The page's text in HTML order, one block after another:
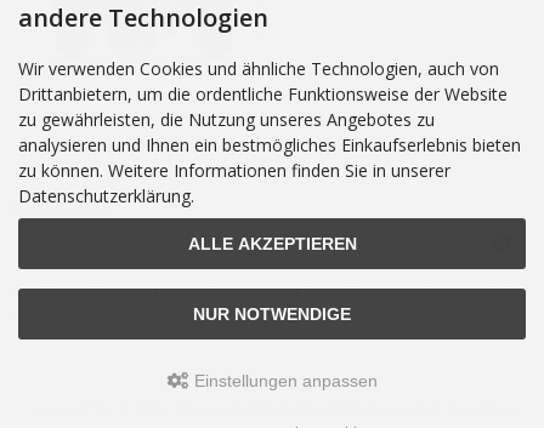
NEWSLETTER-ANMELDUNG
E-Mail-Adresse:
Der Newsletter kann jederzeit hier oder in Ihrem Kundenkonto abbestellt
andere Technologien
Wir verwenden Cookies und ähnliche Technologien, auch von
Drittanbietern, um die ordentliche Funktionsweise der Website
zu gewährleisten, die Nutzung unseres Angebotes zu
analysieren und Ihnen ein bestmögliches Einkaufserlebnis bieten
zu können. Weitere Informationen finden Sie in unserer
Datenschutzerklärung.
ALLE AKZEPTIEREN
NUR NOTWENDIGE
Einstellungen anpassen